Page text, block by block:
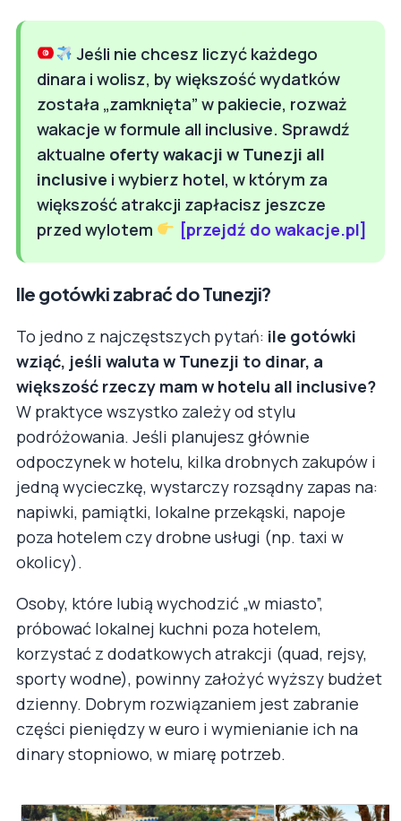
Jeśli nie chcesz liczyć każdego
dinara i wolisz, by większość wydatków
została „zamknięta” w pakiecie, rozważ
wakacje w formule all inclusive. Sprawdź
aktualne oferty wakacji w Tunezji all
inclusive i wybierz hotel, w którym za
większość atrakcji zapłacisz jeszcze
przed wylotem
[przejdź do wakacje.pl]
Ile gotówki zabrać do Tunezji?
To jedno z najczęstszych pytań: ile gotówki
wziąć, jeśli waluta w Tunezji to dinar, a
większość rzeczy mam w hotelu all inclusive?
W praktyce wszystko zależy od stylu
podróżowania. Jeśli planujesz głównie
odpoczynek w hotelu, kilka drobnych zakupów i
jedną wycieczkę, wystarczy rozsądny zapas na:
napiwki, pamiątki, lokalne przekąski, napoje
poza hotelem czy drobne usługi (np. taxi w
okolicy).
Osoby, które lubią wychodzić „w miasto”,
próbować lokalnej kuchni poza hotelem,
korzystać z dodatkowych atrakcji (quad, rejsy,
sporty wodne), powinny założyć wyższy budżet
dzienny. Dobrym rozwiązaniem jest zabranie
części pieniędzy w euro i wymienianie ich na
dinary stopniowo, w miarę potrzeb.